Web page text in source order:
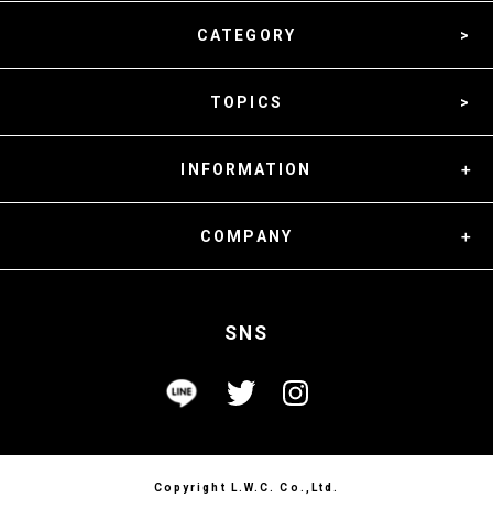
CATEGORY
TOPICS
INFORMATION
COMPANY
SNS
Copyright L.W.C. Co.,Ltd.